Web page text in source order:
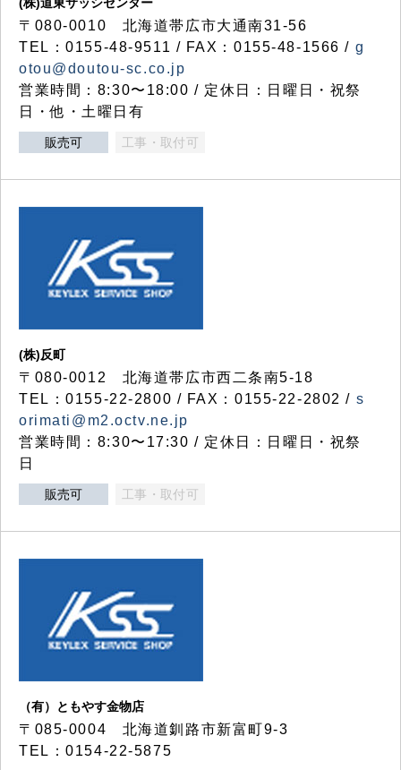
〒080-0010 北海道帯広市大通南31-56
TEL：0155-48-9511 / FAX：0155-48-1566 / g
otou@doutou-sc.co.jp
営業時間：8:30〜18:00 / 定休日：日曜日・祝祭
日・他・土曜日有
販売可 工事・取付可
(株)反町
〒080-0012 北海道帯広市西二条南5-18
TEL：0155-22-2800 / FAX：0155-22-2802 / s
orimati@m2.octv.ne.jp
営業時間：8:30〜17:30 / 定休日：日曜日・祝祭
日
販売可 工事・取付可
（有）ともやす金物店
〒085-0004 北海道釧路市新富町9-3
TEL：0154-22-5875